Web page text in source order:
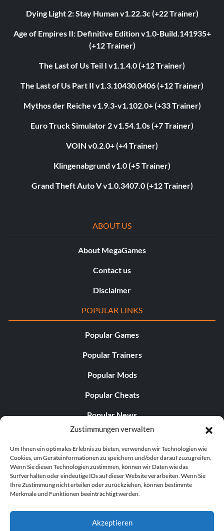
Zustimmungen verwalten
Um Ihnen ein optimales Erlebnis zu bieten, verwenden wir Technologien wie
Cookies, um Geräteinformationen zu speichern und/oder darauf zuzugreifen.
Wenn Sie diesen Technologien zustimmen, können wir Daten wie das
Surfverhalten oder eindeutige IDs auf dieser Website verarbeiten. Wenn Sie
Ihre Zustimmung nicht erteilen oder zurückziehen, können bestimmte
Merkmale und Funktionen beeinträchtigt werden.
Akzeptieren
Dying Light 2: Stay Human v1.22.3c (+22 Trainer)
Age of Empires II: Definitive Edition v1.0-Build.141935+
(+12 Trainer)
The Last of Us Teil I v1.1.4.0 (+12 Trainer)
The Last of Us Part II v1.3.10430.0406 (+12 Trainer)
Mythos der Reiche v1.9.3-v1.102.0+ (+33 Trainer)
Euro Truck Simulator 2 v1.54.1.0s (+7 Trainer)
VOIN v0.2.0+ (+4 Trainer)
Klingenabgrund v1.0 (+5 Trainer)
Grand Theft Auto V v1.0.3407.0 (+12 Trainer)
ABOUT US
About MegaGames
Contact us
Disclaimer
POPULAR LINKS
Popular Games
Popular Trainers
Popular Mods
Popular Cheats
Popular News
Popular Editorials
Popular Free Games
LATEST UPDATES